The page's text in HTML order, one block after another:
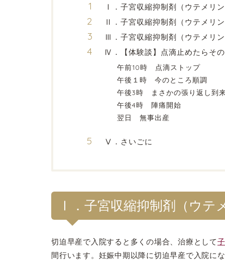
Ⅰ．子宮収縮抑制剤（ウテメリ
Ⅱ．子宮収縮抑制剤（ウテメリ
Ⅲ．子宮収縮抑制剤（ウテメリ
Ⅳ．【体験談】点滴止めたらそ
午前10時 点滴ストップ
午後１時 今のところ順調
午後3時 まさかの張り返し到
午後4時 陣痛開始
翌日 無事出産
Ⅴ．さいごに
Ⅰ．子宮収縮抑制剤（ウテ
切迫早産で入院すると多くの場合、治療として
間行います。妊娠中期以降に切迫早産で入院に